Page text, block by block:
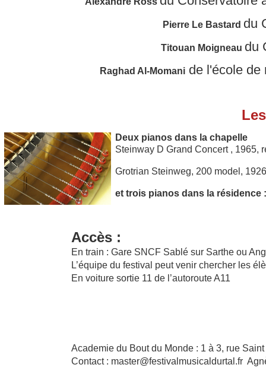
Pierre Le Bastard du
Titouan Moigneau du
Raghad Al-Momani de l'école de
Deux pianos dans la chapelle
Steinway D Grand Concert , 1965,
Grotrian Steinweg, 200 model,
et trois pianos dans la résidence :
Accès :
En train : Gare SNCF Sablé sur Sarthe ou
L’équipe du festival peut venir chercher les
En voiture sortie 11 de l’autoroute A11
Academie du Bout du Monde : 1 à 3, rue
Contact : master@festivalmusicaldurtal.fr